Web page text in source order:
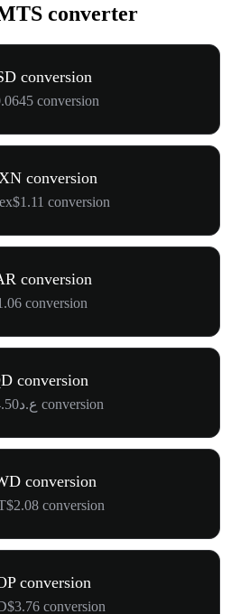
converter
conversion
conversion
conversion
conversion
conversion
conversion
conversion
1 LMTS sa ع.د84.50 conversion
conversion
conversion
conversion
conversion